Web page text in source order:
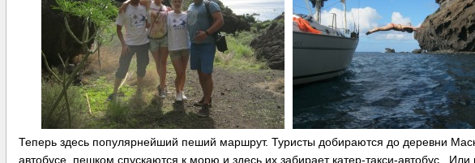
Теперь здесь популярнейший пеший маршрут. Туристы добираются до деревни
автобусе, пешком спускаются к морю и здесь их забирает катер-такси-автобус. Или